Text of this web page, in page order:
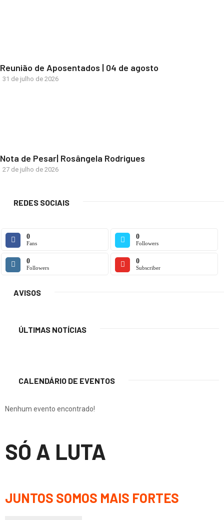
Reunião de Aposentados | 04 de agosto
31 de julho de 2026
Nota de Pesar| Rosângela Rodrigues
27 de julho de 2026
REDES SOCIAIS
0
Fans
0
Followers
0
Followers
0
Subscriber
AVISOS
ÚLTIMAS NOTÍCIAS
CALENDÁRIO DE EVENTOS
Nenhum evento encontrado!
SÓ A LUTA
JUNTOS SOMOS MAIS FORTES